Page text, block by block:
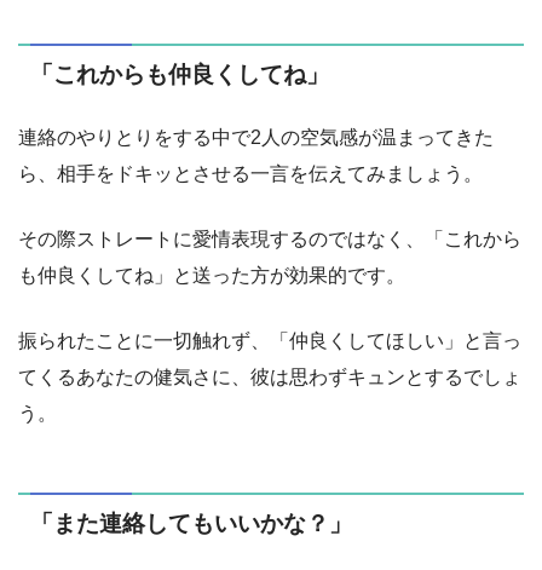
「これからも仲良くしてね」
連絡のやりとりをする中で2人の空気感が温まってきた
ら、相手をドキッとさせる一言を伝えてみましょう。
その際ストレートに愛情表現するのではなく、「これから
も仲良くしてね」と送った方が効果的です。
振られたことに一切触れず、「仲良くしてほしい」と言っ
てくるあなたの健気さに、彼は思わずキュンとするでしょ
う。
「また連絡してもいいかな？」